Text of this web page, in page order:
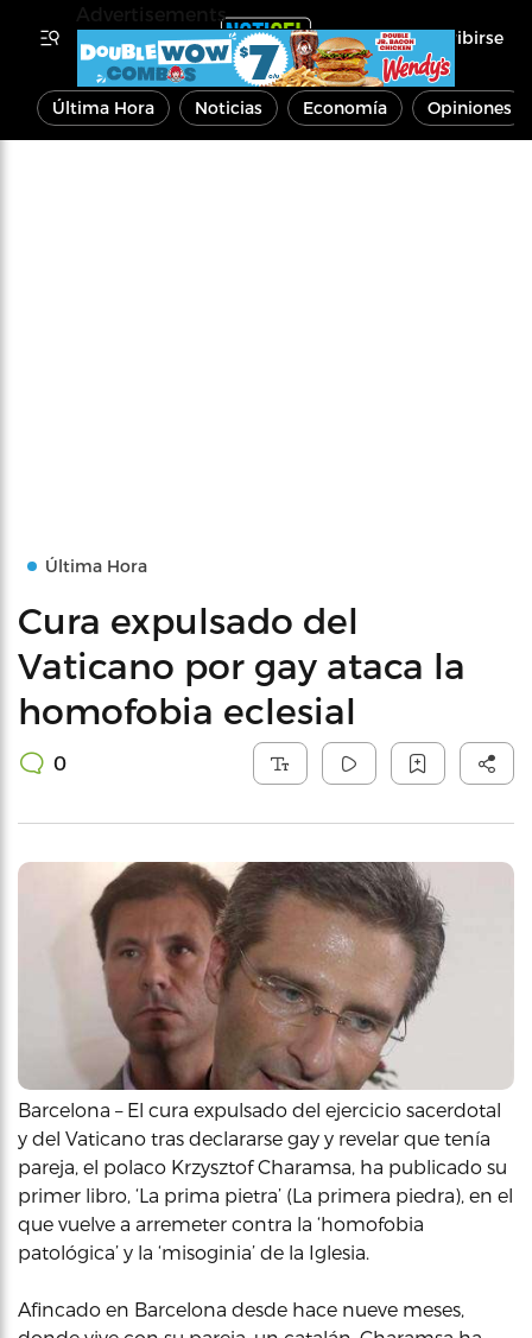
Inscribirse
Última Hora Noticias Economía Opiniones
Última Hora
Cura expulsado del
Vaticano por gay ataca la
homofobia eclesial
0
Barcelona – El cura expulsado del ejercicio sacerdotal
y del Vaticano tras declararse gay y revelar que tenía
pareja, el polaco Krzysztof Charamsa, ha publicado su
primer libro, ‘La prima pietra’ (La primera piedra), en el
que vuelve a arremeter contra la ‘homofobia
patológica’ y la ‘misoginia’ de la Iglesia.
Afincado en Barcelona desde hace nueve meses,
Advertisements